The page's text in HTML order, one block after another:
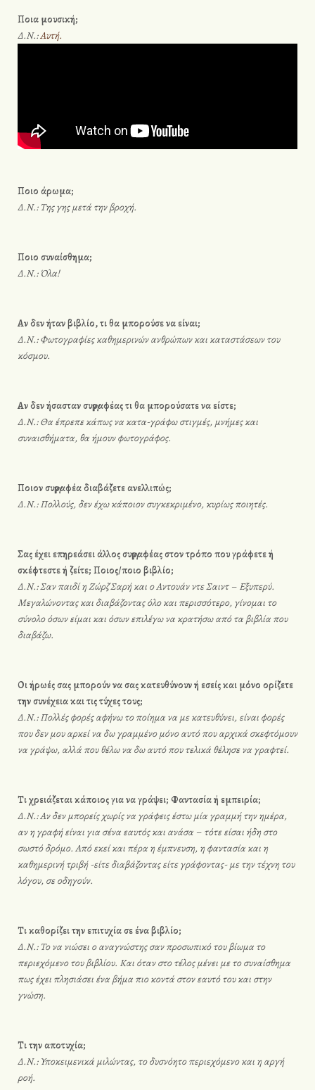
Ποια μουσική;
Δ.Ν.:Αυτή.
Ποιο άρωμα;
Δ.Ν.: Της γης μετά την βροχή.
Ποιο συναίσθημα;
Δ.Ν.: Όλα!
Αν δεν ήταν βιβλίο, τι θα μπορούσε να είναι;
Δ.Ν.: Φωτογραφίες καθημερινών ανθρώπων και καταστάσεων του
κόσμου.
Αν δεν ήσασταν συγγραφέας τι θα μπορούσατε να είστε;
Δ.Ν.: Θα έπρεπε κάπως να κατα-γράφω στιγμές, μνήμες και
συναισθήματα, θα ήμουν φωτογράφος.
Ποιον συγγραφέα διαβάζετε ανελλιπώς;
Δ.Ν.: Πολλούς, δεν έχω κάποιον συγκεκριμένο, κυρίως ποιητές.
Σας έχει επηρεάσει άλλος συγγραφέας στον τρόπο που γράφετε ή
σκέφτεστε ή ζείτε; Ποιος/ποιο βιβλίο;
Δ.Ν.: Σαν παιδί η Ζώρζ Σαρή και ο Αντουάν ντε Σαιντ – Εξυπερύ.
Μεγαλώνοντας και διαβάζοντας όλο και περισσότερο, γίνομαι το
σύνολο όσων είμαι και όσων επιλέγω να κρατήσω από τα βιβλία που
διαβάζω.
Οι ήρωές σας μπορούν να σας κατευθύνουν ή εσείς και μόνο ορίζετε
την συνέχεια και τις τύχες τους;
Δ.Ν.: Πολλές φορές αφήνω το ποίημα να με κατευθύνει, είναι φορές
που δεν μου αρκεί να δω γραμμένο μόνο αυτό που αρχικά σκεφτόμουν
να γράψω, αλλά που θέλω να δω αυτό που τελικά θέλησε να γραφτεί.
Τι χρειάζεται κάποιος για να γράψει; Φαντασία ή εμπειρία;
Δ.Ν.: Αν δεν μπορείς χωρίς να γράφεις έστω μία γραμμή την ημέρα,
αν η γραφή είναι για σένα εαυτός και ανάσα – τότε είσαι ήδη στο
σωστό δρόμο. Από εκεί και πέρα η έμπνευση, η φαντασία και η
καθημερινή τριβή -είτε διαβάζοντας είτε γράφοντας- με την τέχνη του
λόγου, σε οδηγούν.
Τι καθορίζει την επιτυχία σε ένα βιβλίο;
Δ.Ν.: Το να νιώσει ο αναγνώστης σαν προσωπικό του βίωμα το
περιεχόμενο του βιβλίου. Και όταν στο τέλος μένει με το συναίσθημα
πως έχει πλησιάσει ένα βήμα πιο κοντά στον εαυτό του και στην
γνώση.
Τι την αποτυχία;
Δ.Ν.: Υποκειμενικά μιλώντας, το δυσνόητο περιεχόμενο και η αργή
ροή.